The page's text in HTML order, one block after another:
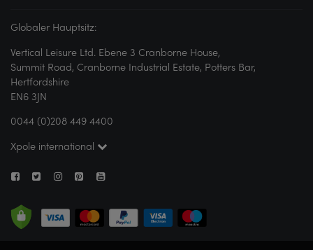
Globaler Hauptsitz:
Vertical Leisure Ltd. Ebene 3 Cranborne House,
Summit Road, Cranborne Industrial Estate, Potters Bar,
Hertfordshire
EN6 3JN
0044 (0)208 449 4400
Xpole international